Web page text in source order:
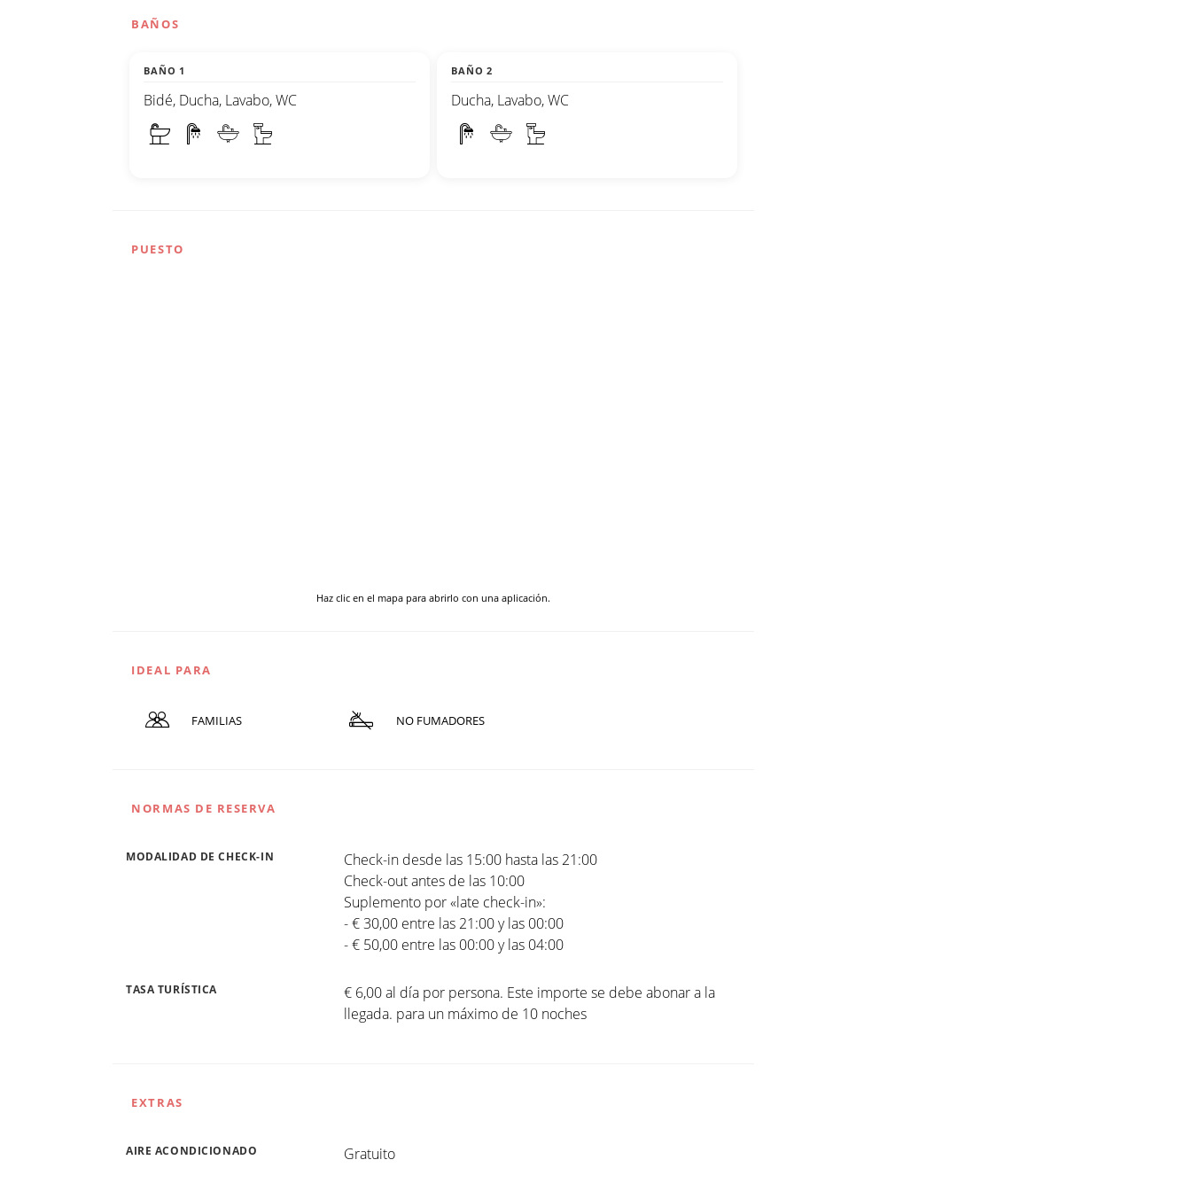
BAÑOS
BAÑO 1
Bidé, Ducha, Lavabo, WC
BAÑO 2
Ducha, Lavabo, WC
PUESTO
Haz clic en el mapa para abrirlo con una aplicación.
IDEAL PARA
FAMILIAS NO FUMADORES
NORMAS DE RESERVA
MODALIDAD DE CHECK-IN
Check-in desde las 15:00 hasta las 21:00
Check-out antes de las 10:00
Suplemento por «late check-in»:
- € 30,00 entre las 21:00 y las 00:00
- € 50,00 entre las 00:00 y las 04:00
TASA TURÍSTICA
€ 6,00 al día por persona. Este importe se debe abonar a la
llegada. para un máximo de 10 noches
EXTRAS
AIRE ACONDICIONADO Gratuito